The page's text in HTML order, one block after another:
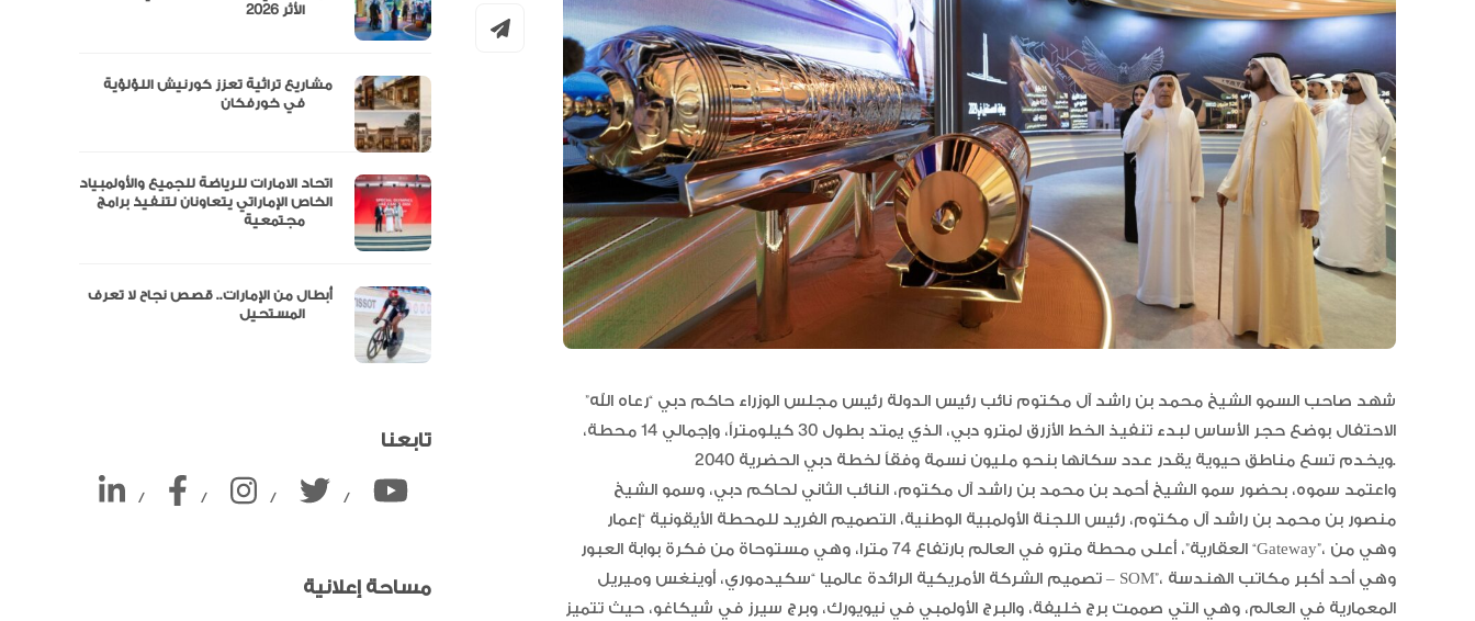
شهد صاحب السمو الشيخ محمد بن راشد آل مكتوم نائب رئيس الدولة رئيس مجلس الوزراء حاكم دبي “رعاه الله”
الاحتفال بوضع حجر الأساس لبدء تنفيذ الخط الأزرق لمترو دبي، الذي يمتد بطول 30 كيلومتراً، وإجمالي 14 محطة،
ويخدم تسع مناطق حيوية يقدر عدد سكانها بنحو مليون نسمة وفقاً لخطة دبي الحضرية 2040.
واعتمد سموه، بحضور سمو الشيخ أحمد بن محمد بن راشد آل مكتوم، النائب الثاني لحاكم دبي، وسمو الشيخ
منصور بن محمد بن راشد آل مكتوم، رئيس اللجنة الأولمبية الوطنية، التصميم الفريد للمحطة الأيقونية “إعمار
العقارية”، أعلى محطة مترو في العالم بارتفاع 74 مترا، وهي مستوحاة من فكرة بوابة العبور “Gateway”، وهي من
تصميم الشركة الأمريكية الرائدة عالميا “سكيدموري، أوينغس وميريل – SOM”، وهي أحد أكبر مكاتب الهندسة
المعمارية في العالم، وهي التي صممت برج خليفة، والبرج الأولمبي في نيويورك، وبرج سيرز في شيكاغو، حيث تتميز
مشاريع تراثية تعزز كورنيش اللؤلؤية
اتحاد الامارات للرياضة للجميع والأولمبياد
الخاص الإماراتي يتعاونان لتنفيذ برامج
أبطال من الإمارات.. قصص نجاح لا تعرف
مجلس الأعمال الإماراتي الهندي:
العلاقات الاقتصادية والاستثمارية بين
البلدين تشهد نموا متسارعا
تابعنا
/ / / /
مساحة إعلانية